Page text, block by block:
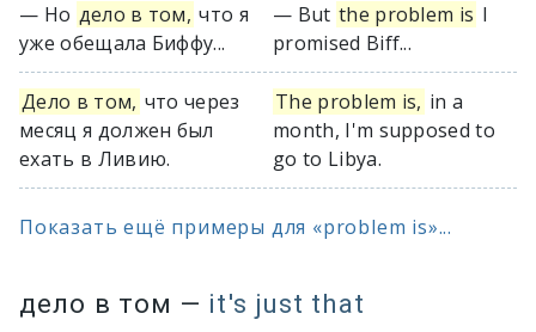
— Но дело в том, что я
уже обещала Биффу...
— But the problem is I
promised Biff...
Дело в том, что через
месяц я должен был
ехать в Ливию.
The problem is, in a
month, I'm supposed to
go to Libya.
Показать ещё примеры для «problem is»...
дело в том — it's just that